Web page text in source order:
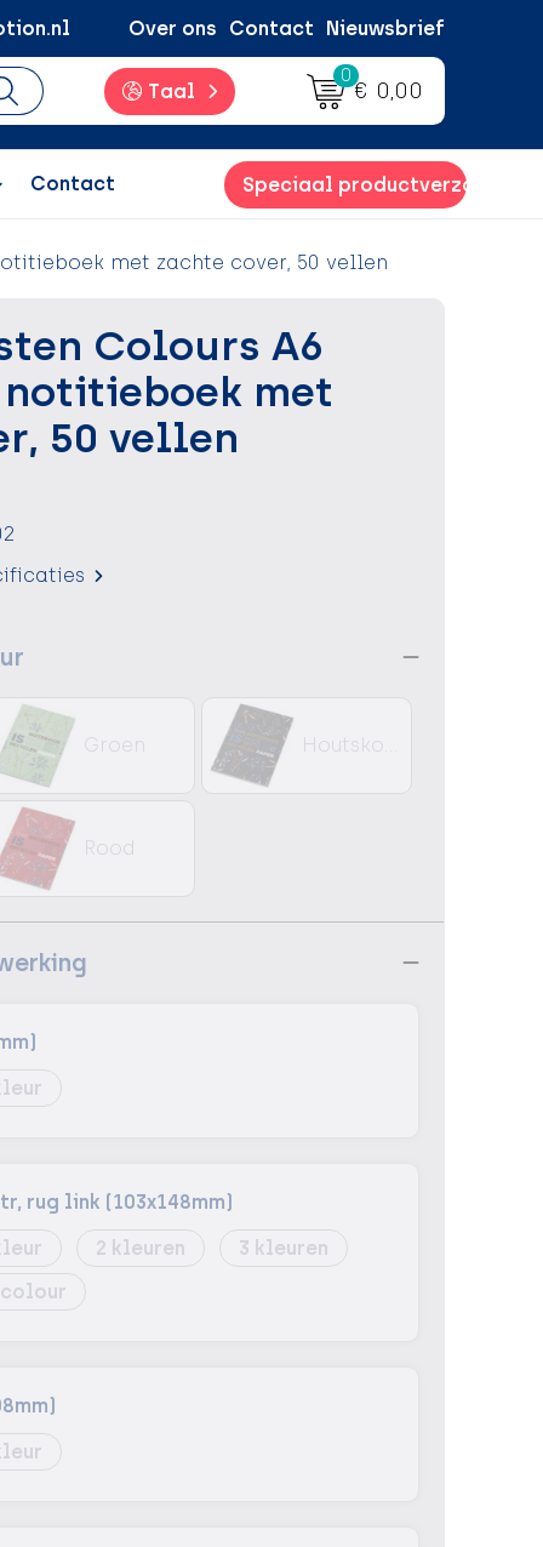
Over ons Contact Nieuwsbrief
Taal
0
€ 0,00
Contact Speciaal productverzoek
met zachte cover, 50 vellen
Colours A6
met
50 vellen
Groen
Rood
rug link (103x148mm)
2
3